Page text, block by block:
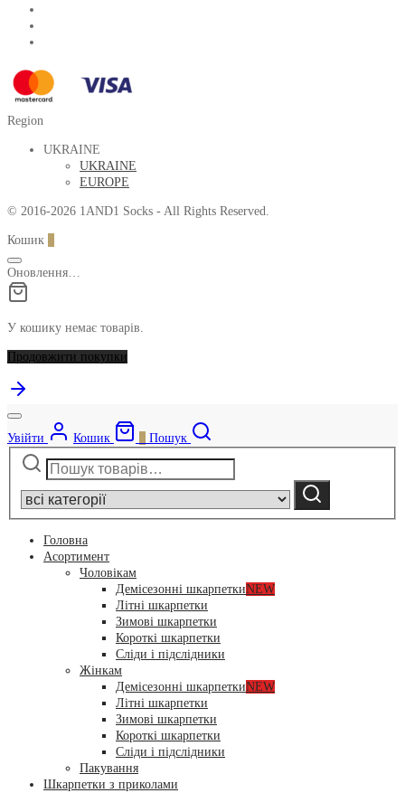
Region
UKRAINE
UKRAINE
EUROPE
© 2016-2026 1AND1 Socks - All Rights Reserved.
Кошик
Оновлення…
У кошику немає товарів.
Продовжити покупки
Увійти Кошик
Пошук
Шукати:
category:
Шукати
Головна
Асортимент
Чоловікам
Демісезонні шкарпеткиNEW
Літні шкарпетки
Зимові шкарпетки
Короткі шкарпетки
Сліди і підслідники
Жінкам
Демісезонні шкарпеткиNEW
Літні шкарпетки
Зимові шкарпетки
Короткі шкарпетки
Сліди і підслідники
Пакування
Шкарпетки з приколами